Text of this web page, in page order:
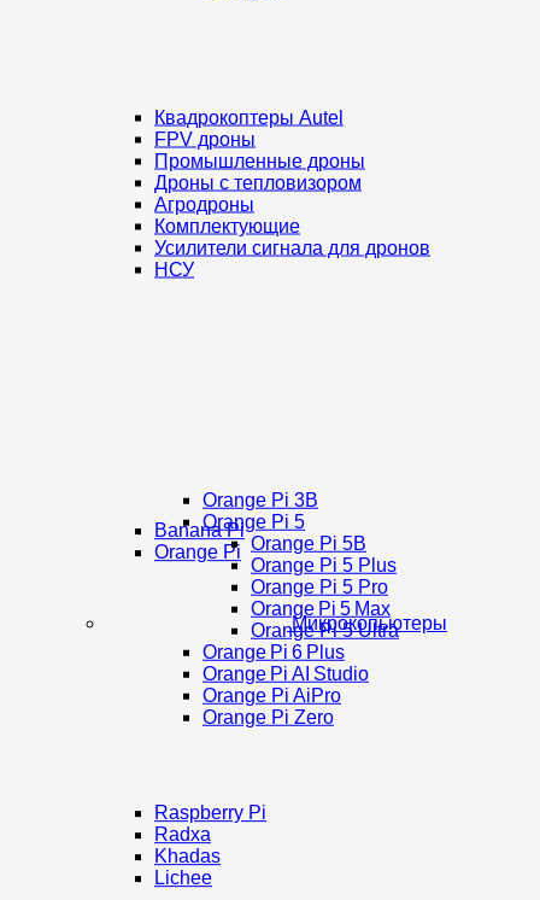
Квадрокоптеры Autel
FPV дроны
Промышленные дроны
Дроны с тепловизором
Агродроны
Комплектующие
Усилители сигнала для дронов
НСУ
Микрокопьютеры
Banana Pi
Orange Pi
Orange Pi 3B
Orange Pi 5
Orange Pi 5B
Orange Pi 5 Plus
Orange Pi 5 Pro
Orange Pi 5 Max
Orange Pi 5 Ultra
Orange Pi 6 Plus
Orange Pi AI Studio
Orange Pi AiPro
Orange Pi Zero
Raspberry Pi
Radxa
Khadas
Lichee